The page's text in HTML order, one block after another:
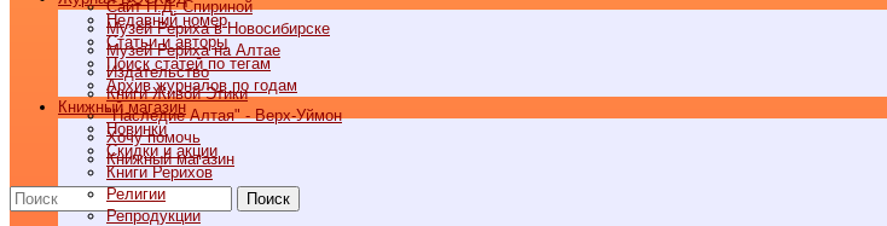
Сайт Н.Д. Спириной
Музей Рериха в Новосибирске
Музей Рериха на Алтае
Издательство
Книги Живой Этики
"Наследие Алтая" - Верх-Уймон
Хочу помочь
Книжный магазин
Поиск
Недавний номер
Статьи и авторы
Поиск статей по тегам
Архив журналов по годам
Книжный магазин
Новинки
Скидки и акции
Книги Рерихов
Религии
Репродукции